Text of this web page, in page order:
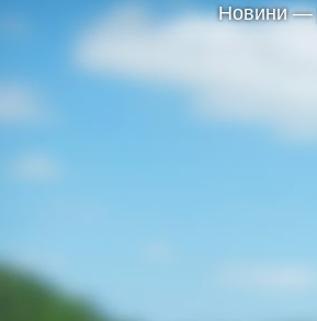
Новини —